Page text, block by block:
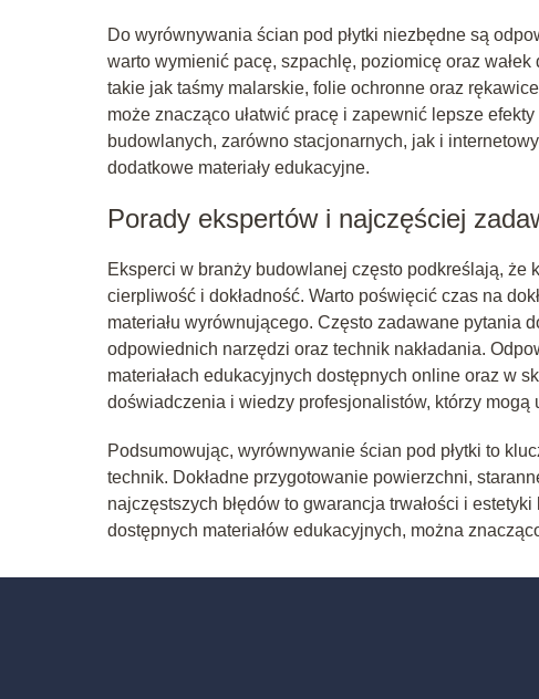
Do wyrównywania ścian pod płytki niezbędne są
warto wymienić pacę, szpachlę, poziomicę oraz
takie jak taśmy malarskie, folie ochronne oraz
może znacząco ułatwić pracę i zapewnić lepsze
budowlanych, zarówno stacjonarnych, jak i
dodatkowe materiały edukacyjne.
Porady ekspertów i najczęściej
Eksperci w branży budowlanej często podkreślają, że
cierpliwość i dokładność. Warto poświęcić czas na
materiału wyrównującego. Często zadawane pytania
odpowiednich narzędzi oraz technik nakładania.
materiałach edukacyjnych dostępnych online oraz w
doświadczenia i wiedzy profesjonalistów, którzy
Podsumowując, wyrównywanie ścian pod płytki to
technik. Dokładne przygotowanie powierzchni,
najczęstszych błędów to gwarancja trwałości i
dostępnych materiałów edukacyjnych, można